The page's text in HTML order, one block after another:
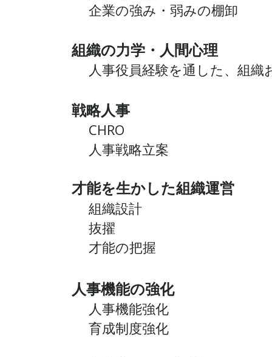
企業の強み・弱みの棚卸
組織の力学・人間心理
人事役員経験を通した、組織
​戦略人事
CHRO
人事戦略立案
才能を生かした組織運営
組織設計
​ 抜擢
​ 才能の把握
人事機能の強化
人事機能強化
育成制度強化